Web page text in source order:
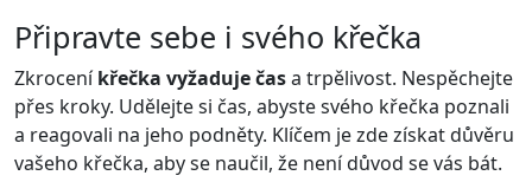
Připravte sebe i svého křečka
Zkroceníkřečka vyžaduje časa trpělivost. Nespěchejte
přes kroky. Udělejte si čas, abyste svého křečka poznali
a reagovali na jeho podněty. Klíčem je zde získat důvěru
vašeho křečka, aby se naučil, že není důvod se vás bát.